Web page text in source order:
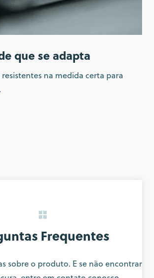
que se adapta
na medida certa para
Frequentes
sobre o produto. E se não encontrar